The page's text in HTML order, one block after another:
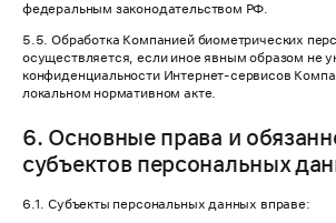
федеральным законодательством РФ.
5.5. Обработка Компанией биометрических
осуществляется, если иное явным образом не
конфиденциальности Интернет-сервисов
локальном нормативном акте.
6. Основные права и
субъектов персональных
6.1. Субъекты персональных данных вправе: